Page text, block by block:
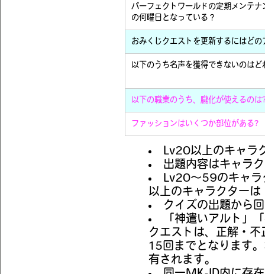
パーフェクトワールドの定期メンテナ
の何曜日となっている？
おみくじクエストを更新するにはどの
以下のうち名声を獲得できないのはど
以下の職業のうち、朧化が使えるのは
ファッションはいくつか部位がある?
Lv20以上のキャラ
出題内容はキャラ
Lv20～59のキャラ
以上のキャラクター
クイズの出題から
「神遣いアルト」
クエストは、正解・
15回までとなります
有されます。